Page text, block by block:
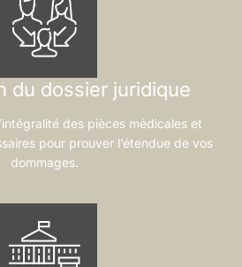
du dossier juridique
des pièces médicales et
pour prouver l’étendue de vos
dommages.